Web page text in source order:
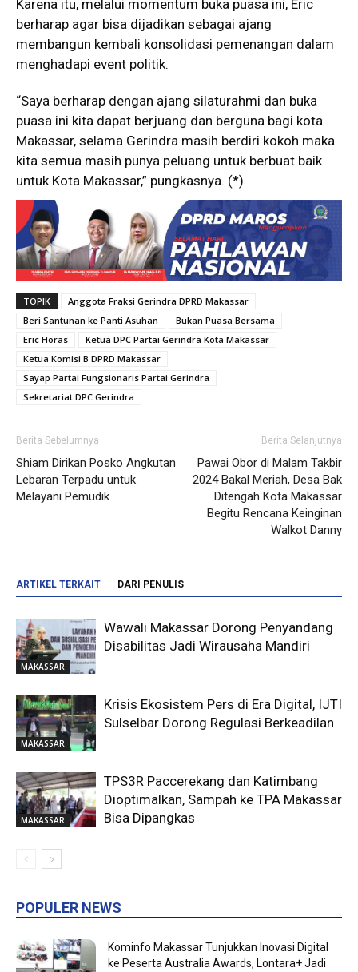
Karena itu, melalui momentum buka puasa ini, Eric
berharap agar bisa dijadikan sebagai ajang
membangun kembali konsolidasi pemenangan dalam
menghadapi event politik.
“Saya berharap dengan ajang silaturahmi dan buka
puasa ini kita dapat berjuang dan berguna bagi kota
Makassar, selama Gerindra masih berdiri kokoh maka
kita semua masih punya peluang untuk berbuat baik
untuk Kota Makassar,” pungkasnya. (*)
TOPIK
Anggota Fraksi Gerindra DPRD Makassar
Beri Santunan ke Panti Asuhan
Bukan Puasa Bersama
Eric Horas
Ketua DPC Partai Gerindra Kota Makassar
Ketua Komisi B DPRD Makassar
Sayap Partai Fungsionaris Partai Gerindra
Sekretariat DPC Gerindra
Berita Sebelumnya
Shiam Dirikan Posko Angkutan
Lebaran Terpadu untuk
Melayani Pemudik
Berita Selanjutnya
Pawai Obor di Malam Takbir
2024 Bakal Meriah, Desa Bak
Ditengah Kota Makassar
Begitu Rencana Keinginan
Walkot Danny
ARTIKEL TERKAIT DARI PENULIS
MAKASSAR
Wawali Makassar Dorong Penyandang
Disabilitas Jadi Wirausaha Mandiri
MAKASSAR
Krisis Ekosistem Pers di Era Digital, IJTI
Sulselbar Dorong Regulasi Berkeadilan
MAKASSAR
TPS3R Paccerekang dan Katimbang
Dioptimalkan, Sampah ke TPA Makassar
Bisa Dipangkas
POPULER NEWS
Kominfo Makassar Tunjukkan Inovasi Digital
ke Peserta Australia Awards, Lontara+ Jadi